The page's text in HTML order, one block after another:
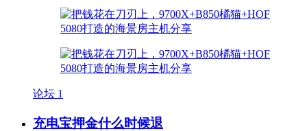
论坛 1
充电宝押金什么时候退